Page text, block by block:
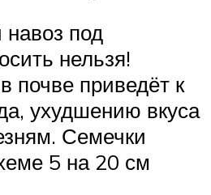
под
нельзя!
почве приведёт к
ухудшению вкуса
Семечки
5 на 20 см